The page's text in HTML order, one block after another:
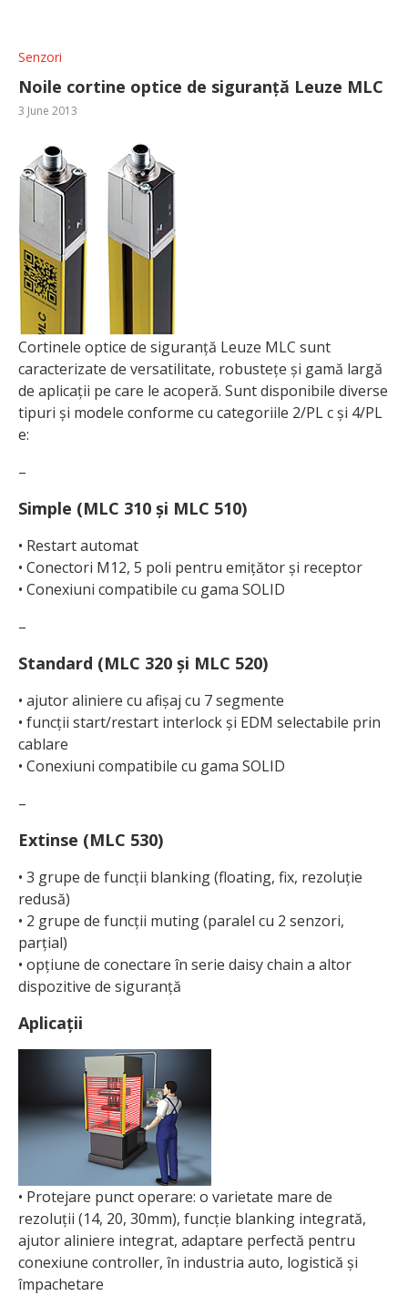
Senzori
Noile cortine optice de siguranță Leuze MLC
3 June 2013
Cortinele optice de siguranță Leuze MLC sunt
caracteri­zate de versatilitate, robustețe și gamă largă
de aplicații pe care le acoperă. Sunt disponibile diverse
tipuri și modele conforme cu categoriile 2/PL c și 4/PL
e:
–
Simple (MLC 310 și MLC 510)
• Restart automat
• Conectori M12, 5 poli pentru emițător și receptor
• Conexiuni compatibile cu gama SOLID
–
Standard (MLC 320 și MLC 520)
• ajutor aliniere cu afișaj cu 7 segmente
• funcții start/restart interlock și EDM selectabile prin
cablare
• Conexiuni compatibile cu gama SOLID
–
Extinse (MLC 530)
• 3 grupe de funcții blanking (floating, fix, rezoluție
redusă)
• 2 grupe de funcții muting (paralel cu 2 senzori,
parțial)
• opțiune de conectare în serie daisy chain a altor
dispozitive de siguranță
Aplicații
• Protejare punct operare: o varietate mare de
rezoluții (14, 20, 30mm), funcție blanking integrată,
ajutor aliniere integrat, adaptare perfectă pentru
conexiune controller, în industria auto, logistică și
împachetare